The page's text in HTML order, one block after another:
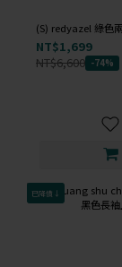
(S) redyazel 綠色
NT$1,699
NT$6,600 -74%
已降價↓